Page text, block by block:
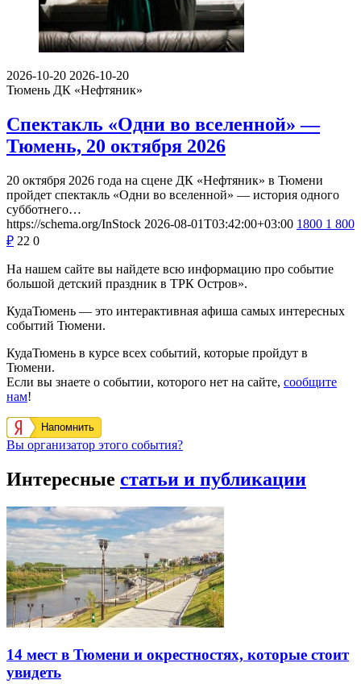
2026-10-20 2026-10-20
Тюмень ДК «Нефтяник»
Спектакль «Одни во вселенной» —
Тюмень, 20 октября 2026
20 октября 2026 года на сцене ДК «Нефтяник» в Тюмени
пройдет спектакль «Одни во вселенной» — история одного
субботнего…
https://schema.org/InStock 2026-08-01T03:42:00+03:00 1800 1 800
₽ 22 0
На нашем сайте вы найдете всю информацию про событие
большой детский праздник в ТРК Остров».
КудаТюмень — это интерактивная афиша самых интересных
событий Тюмени.
КудаТюмень в курсе всех событий, которые пройдут в
Тюмени.
Если вы знаете о событии, которого нет на сайте, сообщите
нам!
Напомнить
Вы организатор этого события?
Интересные статьи и публикации
14 мест в Тюмени и окрестностях, которые стоит
увидеть